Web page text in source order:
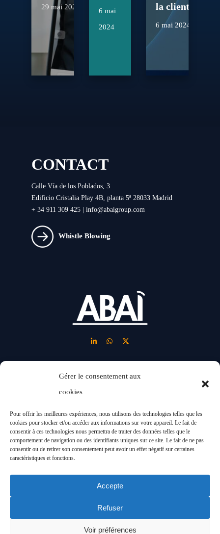
Gérer le consentement aux
cookies
Pour offrir les meilleures expériences, nous utilisons des technologies telles que les
cookies pour stocker et/ou accéder aux informations sur votre appareil. Le fait de
consentir à ces technologies nous permettra de traiter des données telles que le
comportement de navigation ou des identifiants uniques sur ce site. Le fait de ne pas
consentir ou de retirer son consentement peut avoir un effet négatif sur certaines
caractéristiques et fonctions.
Accepte
Refuser
Voir préférences
29 mai 2024
6 mai
2024
la clientèle
6 mai 2024
CONTACT
Calle Vía de los Poblados, 3
Edificio Cristalia Play 4B, planta 5ª 28033 Madrid
+ 34 911 309 425 | info@abaigroup.com
Whistle Blowing
LINKS
Nous
Nouveaux
modèles
d’affaires
Solutions
Industries
Projets
Blog
Politique de confidentia-lité